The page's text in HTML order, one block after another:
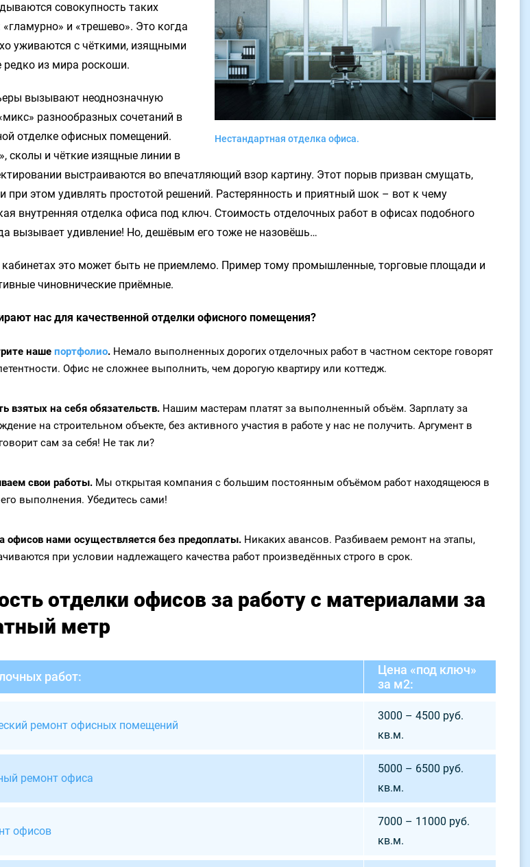
Нестандартная отделка офиса.
совокупность таких
«гламурно» и «трешево». Это когда
уживаются с чёткими, изящными
редко из мира роскоши.
вызывают неоднозначную
разнообразных сочетаний в
отделке офисных помещений.
сколы и чёткие изящные линии в
выстраиваются во впечатляющий взор картину. Этот порыв призван смущать,
при этом удивлять простотой решений. Растерянность и приятный шок – вот к чему
внутренняя отделка офиса под ключ. Стоимость отделочных работ в офисах подобного
вызывает удивление! Но, дешёвым его тоже не назовёшь…
кабинетах это может быть не приемлемо. Пример тому промышленные, торговые площади и
чиновнические приёмные.
нас для качественной отделки офисного помещения?
наше портфолио.Немало выполненных дорогих отделочных работ в частном секторе говорят
Офис не сложнее выполнить, чем дорогую квартиру или коттедж.
взятых на себя обязательств. Нашим мастерам платят за выполненный объём. Зарплату за
на строительном объекте, без активного участия в работе у нас не получить. Аргумент в
сам за себя! Не так ли?
свои работы.Мы открытая компания с большим постоянным объёмом работ находящеюся в
выполнения. Убедитесь сами!
офисов нами осуществляется без предоплаты.Никаких авансов. Разбиваем ремонт на этапы,
при условии надлежащего качества работ произведённых строго в срок.
отделки офисов за работу с материалами за
метр
работ:
Цена «под ключ»
за м2:
ремонт офисных помещений
3000 – 4500 руб.
кв.м.
ремонт офиса
5000 – 6500 руб.
кв.м.
офисов
7000 – 11000 руб.
кв.м.